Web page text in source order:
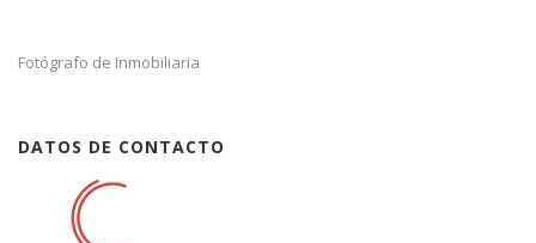
Fotógrafo de Inmobiliaria
DATOS DE CONTACTO